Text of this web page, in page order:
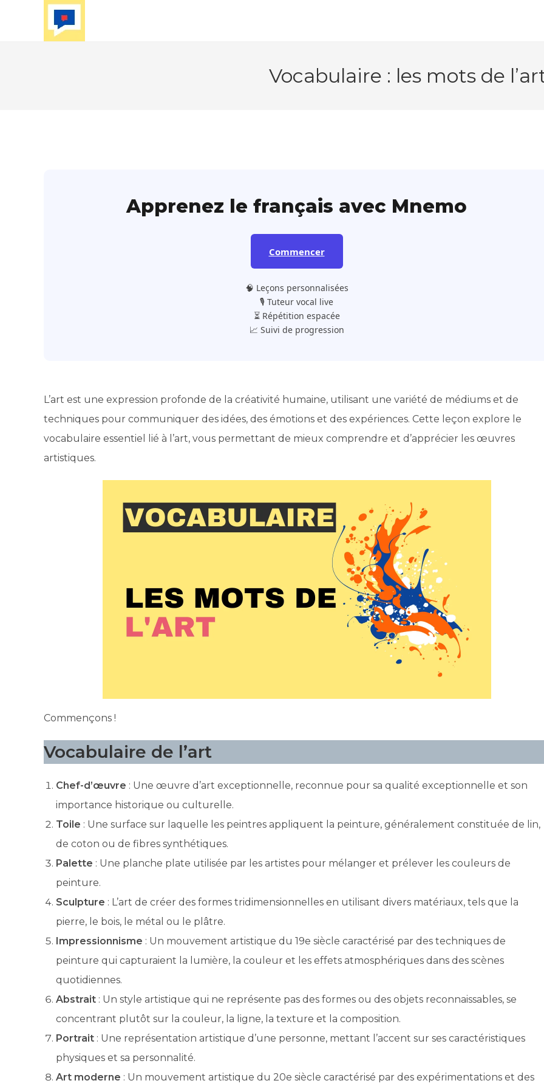
Vocabulaire : les mots de
Apprenez le français avec Mnemo
Commencer
🧠 Leçons personnalisées
🎙️ Tuteur vocal live
⏳ Répétition espacée
📈 Suivi de progression
L’art est une expression profonde de la créativité humaine, utilisant une variété de médiums et de
techniques pour communiquer des idées, des émotions et des expériences. Cette leçon explore le
vocabulaire essentiel lié à l’art, vous permettant de mieux comprendre et d’apprécier les œuvres
artistiques.
Commençons !
Vocabulaire de l’art
Chef-d’œuvre : Une œuvre d’art exceptionnelle, reconnue pour sa qualité exceptionnelle et son
importance historique ou culturelle.
Toile : Une surface sur laquelle les peintres appliquent la peinture, généralement constituée de lin,
de coton ou de fibres synthétiques.
Palette : Une planche plate utilisée par les artistes pour mélanger et prélever les couleurs de
peinture.
Sculpture : L’art de créer des formes tridimensionnelles en utilisant divers matériaux, tels que la
pierre, le bois, le métal ou le plâtre.
Impressionnisme : Un mouvement artistique du 19e siècle caractérisé par des techniques de
peinture qui capturaient la lumière, la couleur et les effets atmosphériques dans des scènes
quotidiennes.
Abstrait : Un style artistique qui ne représente pas des formes ou des objets reconnaissables, se
concentrant plutôt sur la couleur, la ligne, la texture et la composition.
Portrait : Une représentation artistique d’une personne, mettant l’accent sur ses caractéristiques
physiques et sa personnalité.
Art moderne : Un mouvement artistique du 20e siècle caractérisé par des expérimentations et des